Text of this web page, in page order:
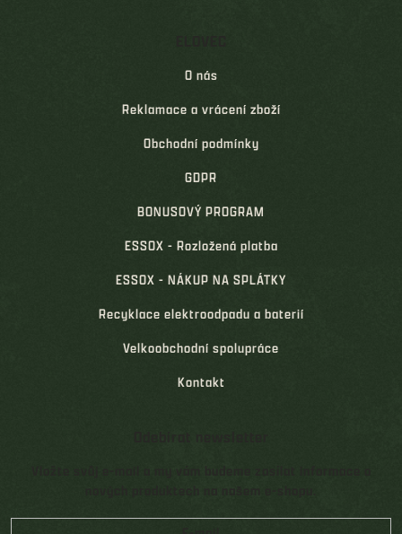
O nás
Reklamace a vrácení zboží
Obchodní podmínky
GDPR
BONUSOVÝ PROGRAM
ESSOX - Rozložená platba
ESSOX - NÁKUP NA SPLÁTKY
Recyklace elektroodpadu a baterií
Velkoobchodní spolupráce
Kontakt